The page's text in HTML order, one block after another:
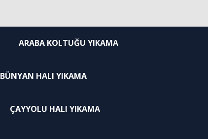
ARABA KOLTUĞU YIKAMA
BÜNYAN HALI YIKAMA
ÇAYYOLU HALI YIKAMA